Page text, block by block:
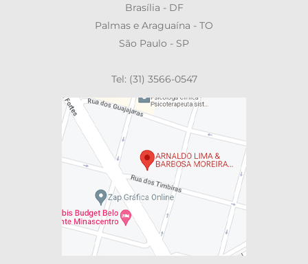
Brasília - DF
Palmas e Araguaína - TO
São Paulo - SP
Tel: (31) 3566-0547